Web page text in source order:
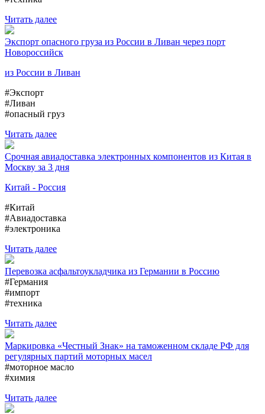
Читать далее
Экспорт опасного груза из России в Ливан через порт
Новороссийск
из России в Ливан
#Экспорт
#Ливан
#опасный груз
Читать далее
Срочная авиадоставка электронных компонентов из Китая в
Москву за 3 дня
Китай - Россия
#Китай
#Авиадоставка
#электроника
Читать далее
Перевозка асфальтоукладчика из Германии в Россию
#Германия
#импорт
#техника
Читать далее
Маркировка «Честный Знак» на таможенном складе РФ для
регулярных партий моторных масел
#моторное масло
#химия
Читать далее